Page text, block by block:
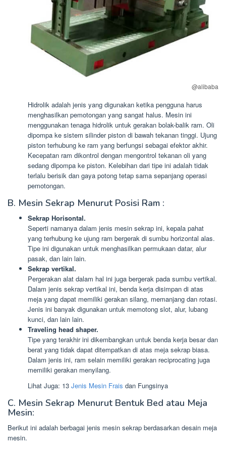
@alibaba
Hidrolik adalah jenis yang digunakan ketika pengguna harus
menghasilkan pemotongan yang sangat halus. Mesin ini
menggunakan tenaga hidrolik untuk gerakan bolak-balik ram. Oli
dipompa ke sistem silinder piston di bawah tekanan tinggi. Ujung
piston terhubung ke ram yang berfungsi sebagai efektor akhir.
Kecepatan ram dikontrol dengan mengontrol tekanan oli yang
sedang dipompa ke piston. Kelebihan dari tipe ini adalah tidak
terlalu berisik dan gaya potong tetap sama sepanjang operasi
pemotongan.
B. Mesin Sekrap Menurut Posisi Ram :
Sekrap Horisontal.
Seperti namanya dalam jenis mesin sekrap ini, kepala pahat
yang terhubung ke ujung ram bergerak di sumbu horizontal alas.
Tipe ini digunakan untuk menghasilkan permukaan datar, alur
pasak, dan lain lain.
Sekrap vertikal.
Pergerakan alat dalam hal ini juga bergerak pada sumbu vertikal.
Dalam jenis sekrap vertikal ini, benda kerja disimpan di atas
meja yang dapat memiliki gerakan silang, memanjang dan rotasi.
Jenis ini banyak digunakan untuk memotong slot, alur, lubang
kunci, dan lain lain.
Traveling head shaper.
Tipe yang terakhir ini dikembangkan untuk benda kerja besar dan
berat yang tidak dapat ditempatkan di atas meja sekrap biasa.
Dalam jenis ini, ram selain memiliki gerakan reciprocating juga
memiliki gerakan menyilang.
Lihat Juga: 13 Jenis Mesin Frais dan Fungsinya
C. Mesin Sekrap Menurut Bentuk Bed atau Meja
Mesin:
Berikut ini adalah berbagai jenis mesin sekrap berdasarkan desain meja
mesin.